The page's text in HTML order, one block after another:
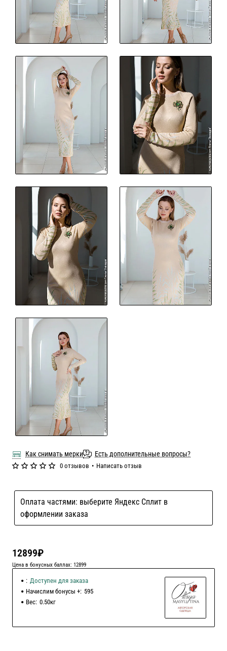
Как снимать мерки Есть дополнительные вопросы?
Оплата частями: выберите Яндекс Сплит в
оформлении заказа
0 отзывов • Написать отзыв
12899₽
Цена в бонусных баллах: 12899
: Доступен для заказа
Начислим бонусы +: 595
Вес: 0.50кг